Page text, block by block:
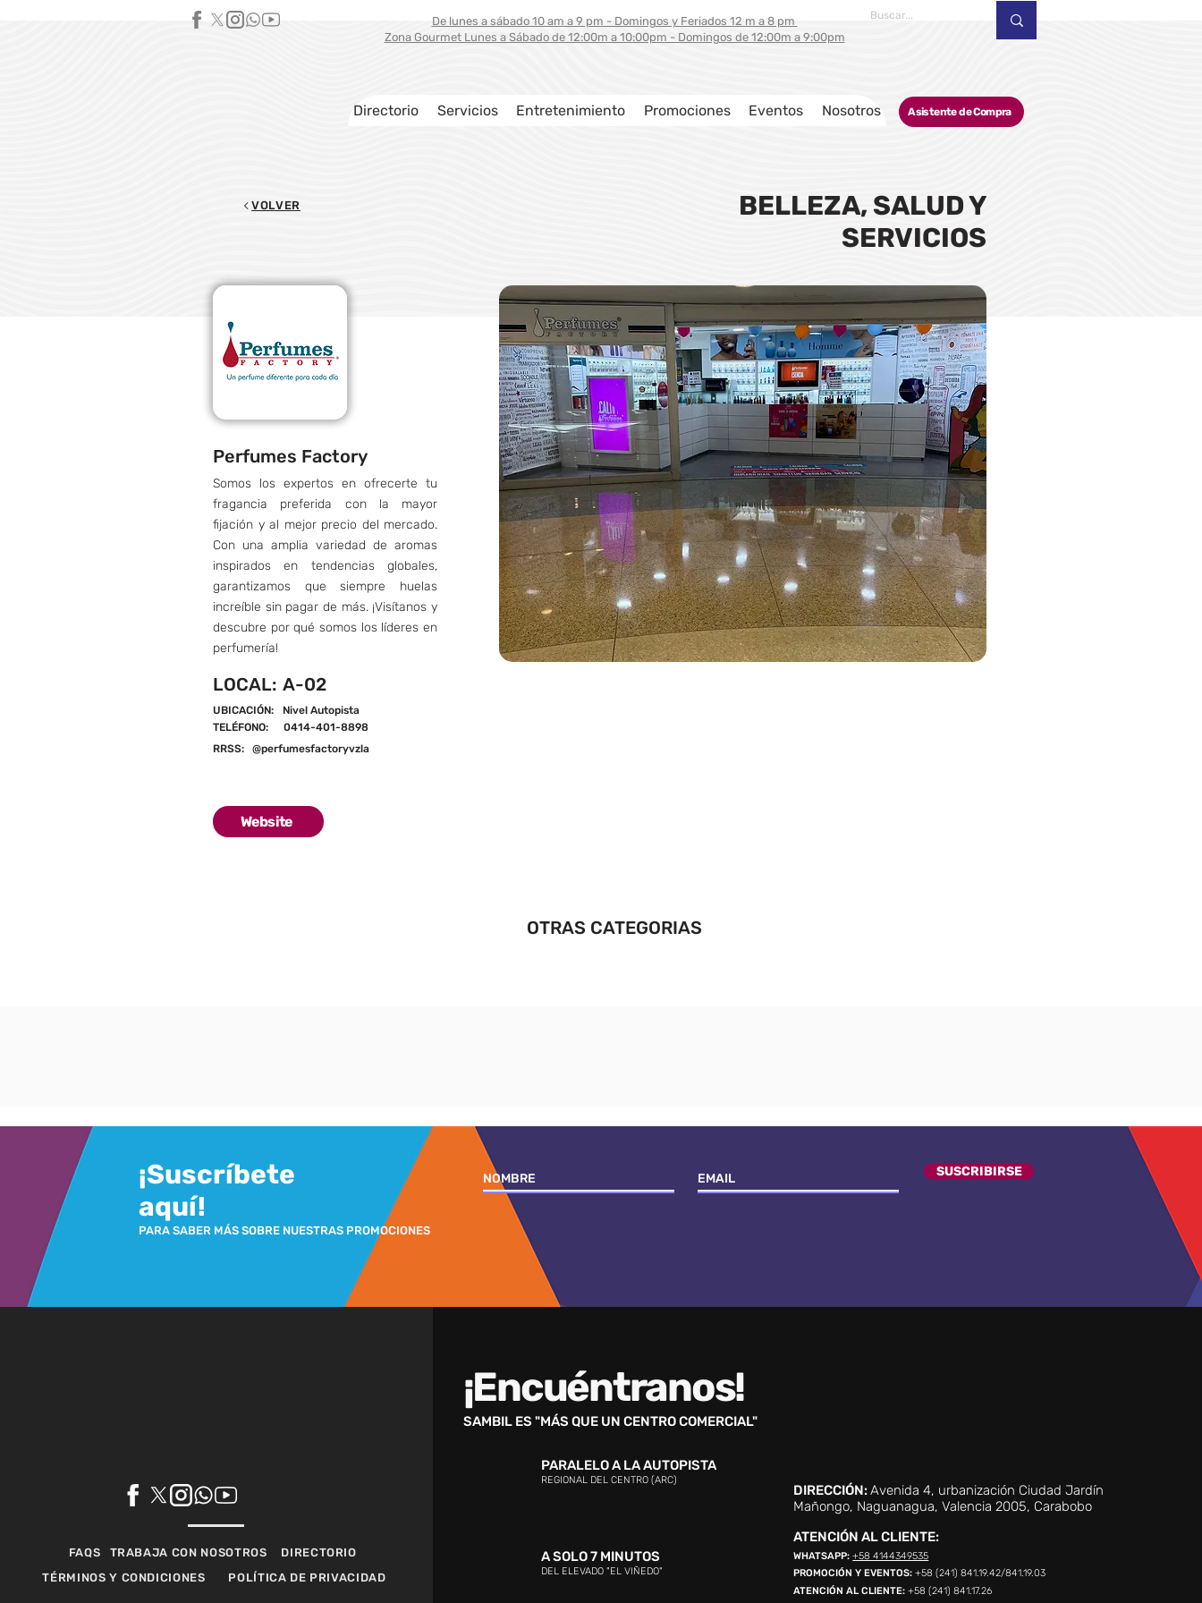
Directorio Servicios Entretenimiento Promociones Eventos Nosotros Asistente de Compra
De lunes a sábado 10 am a 9 pm - Domingos y Feriados 12 m a 8 pm
Zona Gourmet Lunes a Sábado de 12:00m a 10:00pm - Domingos de 12:00m a 9:00pm
VOLVER
BELLEZA, SALUD Y
SERVICIOS
Perfumes Factory
Somos los expertos en ofrecerte tu
fragancia preferida con la mayor
fijación y al mejor precio del mercado.
Con una amplia variedad de aromas
inspirados en tendencias globales,
garantizamos que siempre huelas
increíble sin pagar de más. ¡Visítanos y
descubre por qué somos los líderes en
perfumería!
LOCAL: A-02
UBICACIÓN:
TELÉFONO:
Nivel Autopista
0414-401-8898
RRSS:
@perfumesfactoryvzla
Website
OTRAS CATEGORIAS
¡Suscríbete
aquí!
PARA SABER MÁS SOBRE NUESTRAS PROMOCIONES
SUSCRIBIRSE
FAQS TRABAJA CON NOSOTROS
DIRECTORIO
TÉRMINOS Y CONDICIONES
POLÍTICA DE PRIVACIDAD
¡Encuéntranos!
SAMBIL ES "MÁS QUE UN CENTRO COMERCIAL"
PARALELO A LA AUTOPISTA
REGIONAL DEL CENTRO (ARC)
A SOLO 7 MINUTOS
DEL ELEVADO "EL VIÑEDO"
DIRECCIÓN:Avenida 4, urbanización Ciudad Jardín
Mañongo, Naguanagua, Valencia 2005, Carabobo
ATENCIÓN AL CLIENTE:
WHATSAPP: +58 4144349535
PROMOCIÓN Y EVENTOS:+58 (241) 841.19.42/841.19.03
ATENCIÓN AL CLIENTE:+58 (241) 841.17.26